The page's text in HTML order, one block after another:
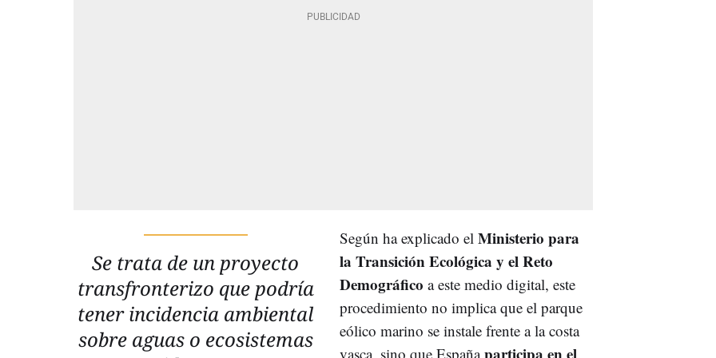
Se trata de un proyecto
transfronterizo que podría
tener incidencia ambiental
sobre aguas o ecosistemas
Según ha explicado elMinisterio para
la Transición Ecológica y el Reto
Demográfico a este medio digital, este
procedimiento no implica que el parque
eólico marino se instale frente a la costa
vasca, sino que Españaparticipa en el